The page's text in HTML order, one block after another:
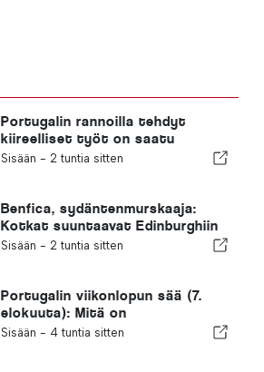
Portugalin rannoilla tehdyt
kiireelliset työt on saatu
päätökseen
Sisään - 2 tuntia sitten
Benfica, sydäntenmurskaaja:
Kotkat suuntaavat Edinburghiin
jo toinen jalka seuraavalla
Sisään - 2 tuntia sitten
Portugalin viikonlopun sää (7.
elokuuta): Mitä on
odotettavissa eri puolilla
Sisään - 4 tuntia sitten